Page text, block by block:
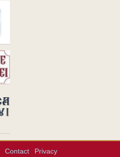
Contact Privacy